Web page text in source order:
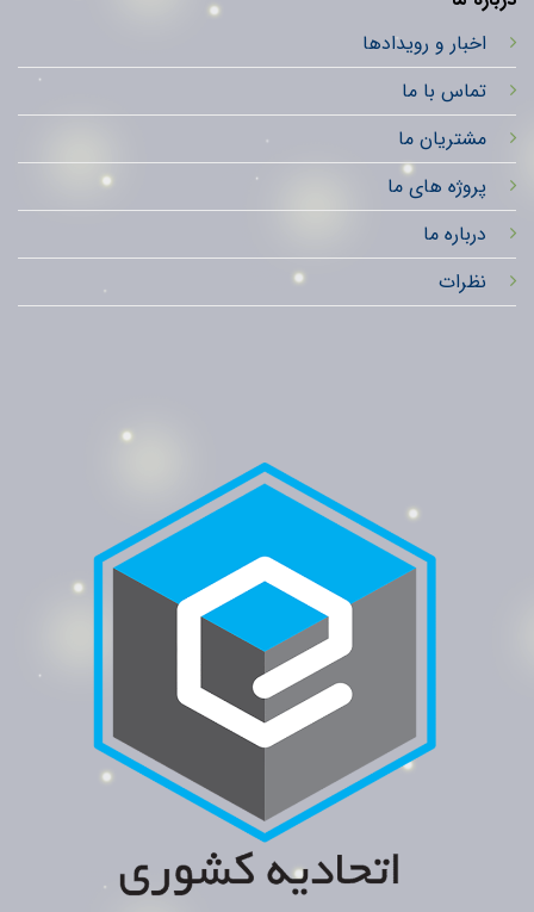
اخبار و رویدادها
تماس با ما
مشتریان ما
پروژه های ما
درباره ما
نظرات